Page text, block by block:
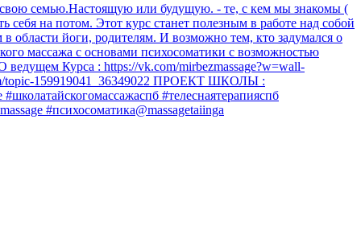
свою семью.Настоящую или будущую. - те, с кем мы знакомы (
на потом. Этот курс станет полезным в работе над собой
области йоги, родителям. И возможно тем, кто задумался о
массажа с основами психосоматики с возможностью
ведущем Курса : https://vk.com/mirbezmassage?w=wall-
topic-159919041_36349022 ПРОЕКТ ШКОЛЫ :
#телеснаятерапияспб
#психосоматика@massagetaiinga